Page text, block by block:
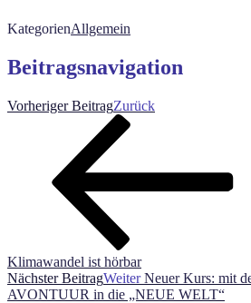
KategorienAllgemein
Beitragsnavigation
Vorheriger BeitragZurück
Klimawandel ist hörbar
Nächster BeitragWeiter Neuer Kurs: mit
AVONTUUR in die „NEUE WELT“